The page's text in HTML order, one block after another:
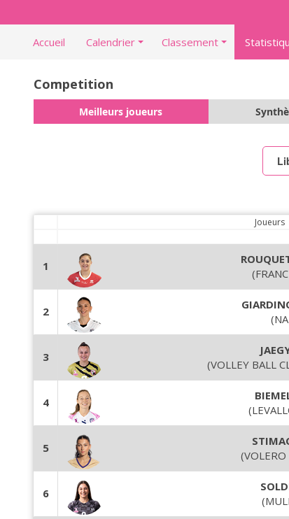
Accueil Calendrier Classement
Competition
Meilleurs joueurs
Joueurs
1
2
3
(VOLLEY BALL
4
5
(VOLERO
6